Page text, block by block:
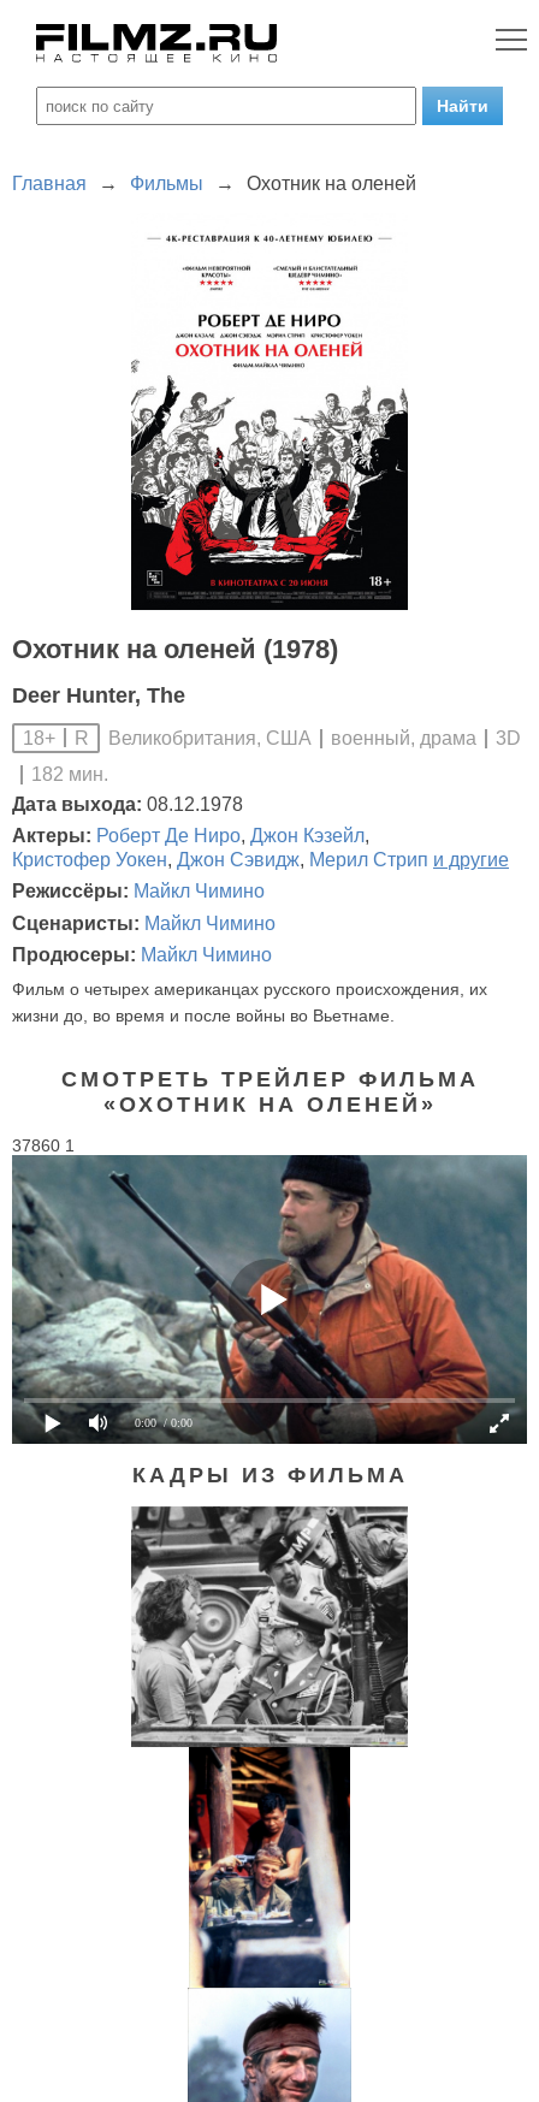
Главная → Фильмы → Охотник на оленей
Охотник на оленей (1978)
Deer Hunter, The
18+ R Великобритания, США военный, драма
3D
182 мин.
Дата выхода: 08.12.1978
Актеры: Роберт Де Ниро, Джон Кэзейл,
Кристофер Уокен, Джон Сэвидж, Мерил Стрип и другие
Режиссёры: Майкл Чимино
Сценаристы: Майкл Чимино
Продюсеры: Майкл Чимино
Фильм о четырех американцах русского происхождения, их
жизни до, во время и после войны во Вьетнаме.
СМОТРЕТЬ ТРЕЙЛЕР ФИЛЬМА
«ОХОТНИК НА ОЛЕНЕЙ»
37860 1
0:00 / 0:00
КАДРЫ ИЗ ФИЛЬМА